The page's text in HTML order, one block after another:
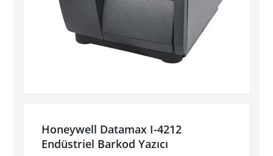
Honeywell Datamax I-4212
Endüstriel Barkod Yazıcı